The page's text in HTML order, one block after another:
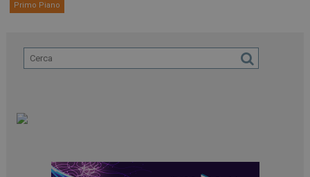
Primo Piano